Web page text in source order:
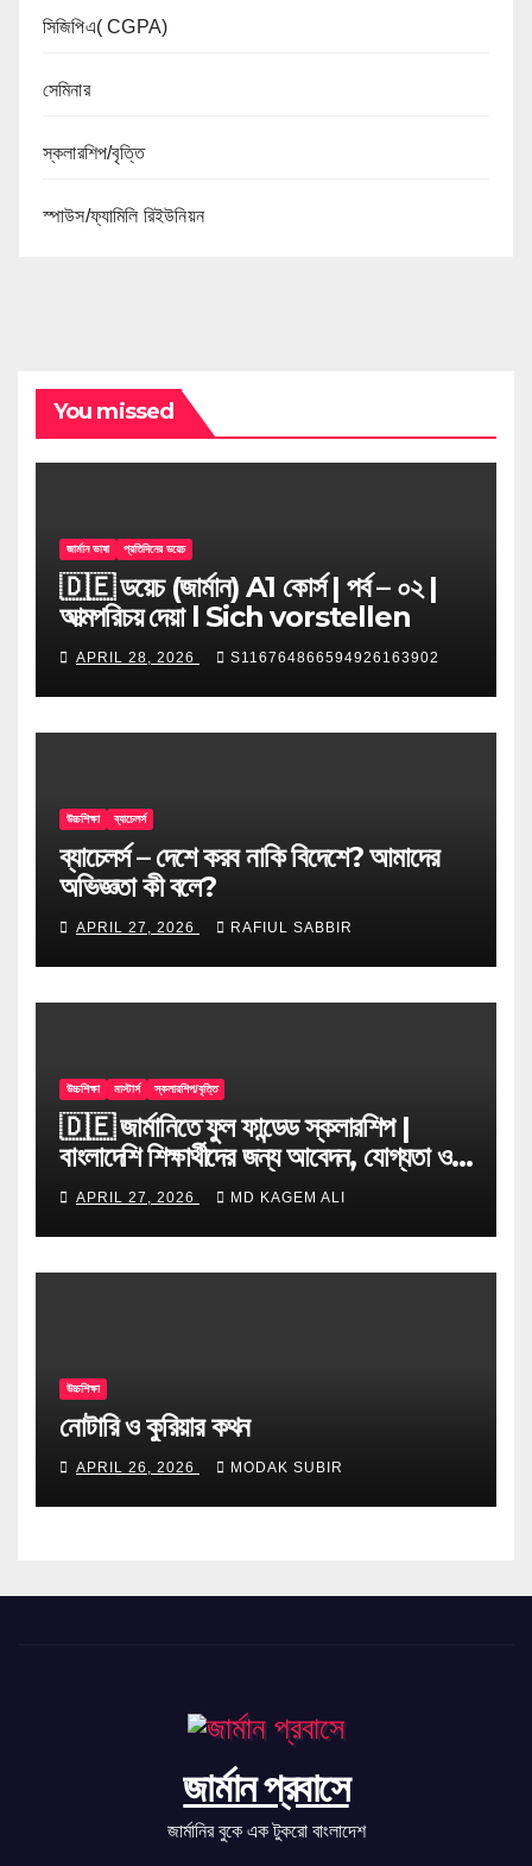
সিজিপিএ( CGPA)
সেমিনার
স্কলারশিপ/বৃত্তি
স্পাউস/ফ্যামিলি রিইউনিয়ন
You missed
জার্মান ভাষা প্রতিদিনের ডয়েচ
🇩🇪 ডয়েচ (জার্মান) A1 কোর্স | পর্ব – ০২ |
আত্মপরিচয় দেয়া l Sich vorstellen
APRIL 28, 2026 S116764866594926163902
উচ্চশিক্ষা ব্যাচেলর্স
ব্যাচেলর্স – দেশে করব নাকি বিদেশে? আমাদের
অভিজ্ঞতা কী বলে?
APRIL 27, 2026 RAFIUL SABBIR
উচ্চশিক্ষা মাস্টার্স স্কলারশিপ/বৃত্তি
🇩🇪 জার্মানিতে ফুল ফান্ডেড স্কলারশিপ |
বাংলাদেশি শিক্ষার্থীদের জন্য আবেদন, যোগ্যতা ও
টিপস
APRIL 27, 2026 MD KAGEM ALI
উচ্চশিক্ষা
নোটারি ও কুরিয়ার কথন
APRIL 26, 2026 MODAK SUBIR
জার্মান প্রবাসে
জার্মানির বুকে এক টুকরো বাংলাদেশ